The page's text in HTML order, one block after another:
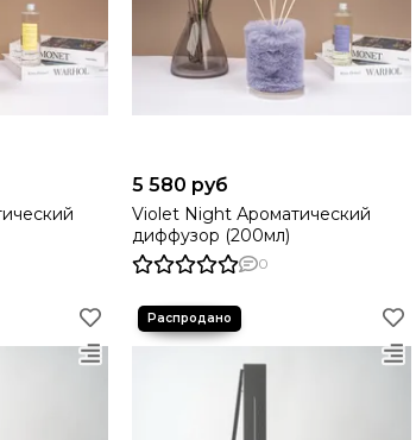
5 580 руб
Violet Night Ароматический
диффузор (200мл)
0